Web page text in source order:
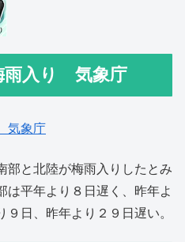
雨入り 気象庁
気象庁
部と北陸が梅雨入りしたとみ
は平年より８日遅く、昨年よ
日、昨年より２９日遅い。